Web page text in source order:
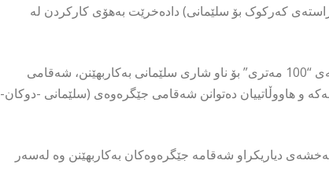
30ی ئەیلول، (شەقامی ئاڕاستەی کەرکوک بۆ سلێمانی) دادەخرێت بەهۆی کارکردن لە
باسی لەوەشکردووە، هاووڵاتییان دەتوانن شەقامی جێگرەوەی ئاڕاستەی “100 مەتری” بۆ ناو شاری سلێمانی بەکاربهێنن، شەقامی
و هاووڵاتییان دەتوانن شەقامی جێگرەوەی (سلێمانی -دوکان-
دیاریکراو شەقامە جێگرەوەکان بەکاربهێنن وە لەسەر